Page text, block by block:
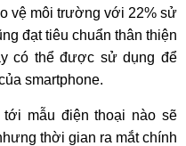
vệ môi trường với 22% sử
đạt tiêu chuẩn thân thiện
có thể được sử dụng để
smartphone.
mẫu điện thoại nào sẽ
thời gian ra mắt chính